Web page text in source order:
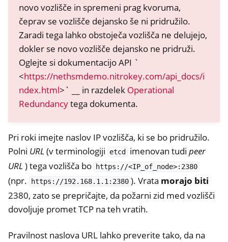
novo vozlišče in spremeni prag kvoruma,
čeprav se vozlišče dejansko še ni pridružilo.
Zaradi tega lahko obstoječa vozlišča ne delujejo,
dokler se novo vozlišče dejansko ne pridruži.
Oglejte si dokumentacijo API `
<https://nethsmdemo.nitrokey.com/api_docs/i
ndex.html>` __ in razdelek Operational
Redundancytega dokumenta.
Pri roki imejte naslov IP vozlišča, ki se bo pridružilo.
Polni URL (v terminologiji etcd imenovan tudi peer
URL ) tega vozlišča bo https://<IP_of_node>:2380
(npr. https://192.168.1.1:2380 ). Vrata morajo biti
2380, zato se prepričajte, da požarni zid med vozlišči
dovoljuje promet TCP na teh vratih.
Pravilnost naslova URL lahko preverite tako, da na